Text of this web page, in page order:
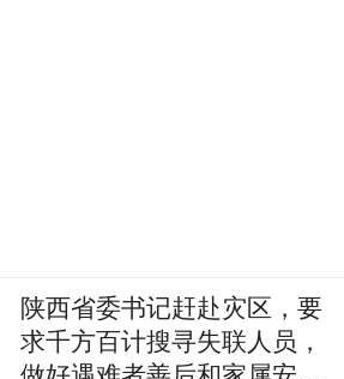
陕西省委书记赶赴灾区，要
求千方百计搜寻失联人员，